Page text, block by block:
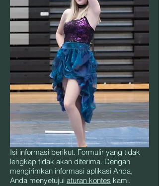
Isi informasi berikut. Formulir yang tidak
lengkap tidak akan diterima. Dengan
mengirimkan informasi aplikasi Anda,
Anda menyetujui aturan kontes kami.